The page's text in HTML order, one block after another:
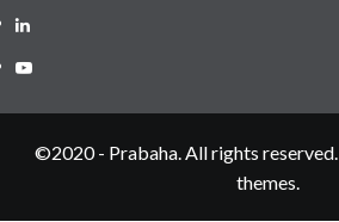
LinkedIN
Youtube
©2020 - Prabaha. All rights reserved.
themes.